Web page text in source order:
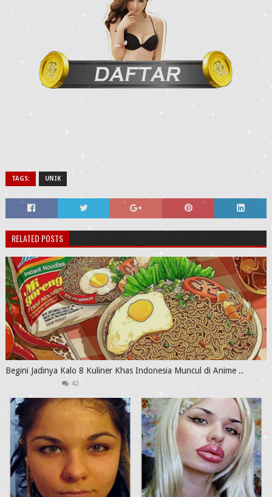
TAGS: UNIK
RELATED POSTS
Begini Jadinya Kalo 8 Kuliner Khas Indonesia Muncul di Anime ..
42